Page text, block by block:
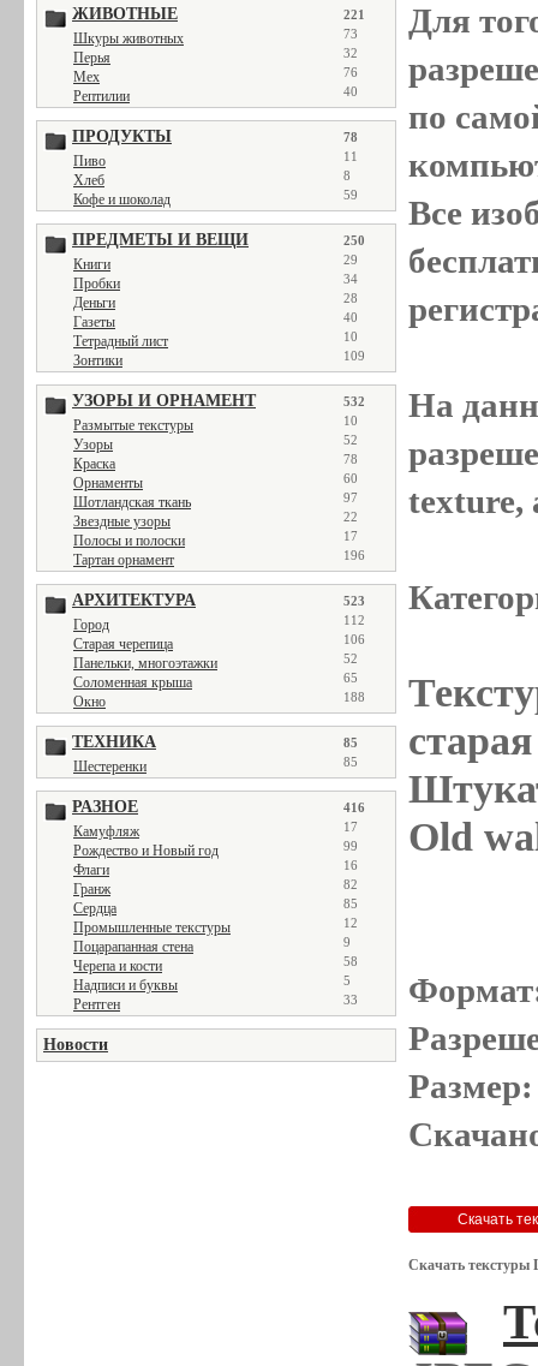
ЖИВОТНЫЕ 221
Шкуры животных 73
Перья 32
Мех 76
Рептилии 40
ПРОДУКТЫ 78
Пиво 11
Хлеб 8
Кофе и шоколад 59
ПРЕДМЕТЫ И ВЕЩИ 250
Книги 29
Пробки 34
Деньги 28
Газеты 40
Тетрадный лист 10
Зонтики 109
УЗОРЫ И ОРНАМЕНТ 532
Размытые текстуры 10
Узоры 52
Краска 78
Орнаменты 60
Шотландская ткань 97
Звездные узоры 22
Полосы и полоски 17
Тартан орнамент 196
АРХИТЕКТУРА 523
Город 112
Старая черепица 106
Панельки, многоэтажки 52
Соломенная крыша 65
Окно 188
ТЕХНИКА 85
Шестеренки 85
РАЗНОЕ 416
Камуфляж 17
Рождество и Новый год 99
Флаги 16
Гранж 82
Сердца 85
Промышленные текстуры 12
Поцарапанная стена 9
Черепа и кости 58
Надписи и буквы 5
Рентген 33
Новости
Для
по
Все
На
texture,
Old
Скачать текстуры